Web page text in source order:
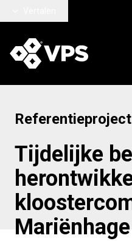
Referentieproject
Tijdelijke
Mariënhage